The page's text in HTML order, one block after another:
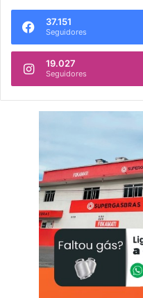
37.151
Seguidores
19.027
Seguidores